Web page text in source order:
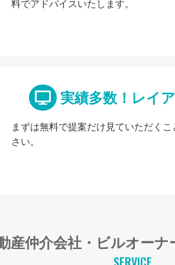
料でアドバイスいたします。
実績多数！レイ
まずは無料で提案だけ見ていただく
さい。
産仲介会社・ビルオーナ